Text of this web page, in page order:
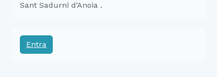
Sant Sadurni d'Anoia .
Entra